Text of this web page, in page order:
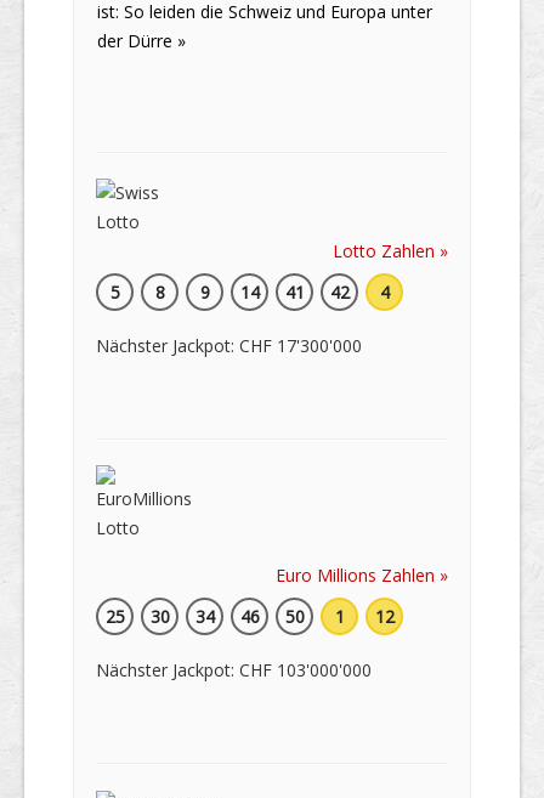
ist: So leiden die Schweiz und Europa unter
der Dürre »
Lotto Zahlen »
5
8 9 14 41 42 4
Nächster Jackpot: CHF 17'300'000
Euro Millions Zahlen »
25
30 34 46 50 1 12
Nächster Jackpot: CHF 103'000'000